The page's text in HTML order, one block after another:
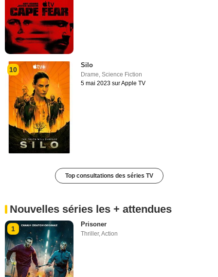
10
Silo
Drame,Science Fiction
5 mai 2023 sur Apple TV
Top consultations des séries TV
Nouvelles séries les + attendues
1
Prisoner
Thriller,Action